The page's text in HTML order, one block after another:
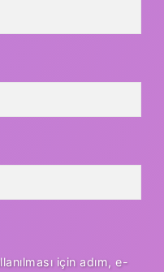
için adım, e-